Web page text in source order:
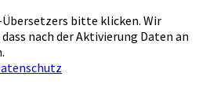
bitte klicken. Wir
nach der Aktivierung Daten an